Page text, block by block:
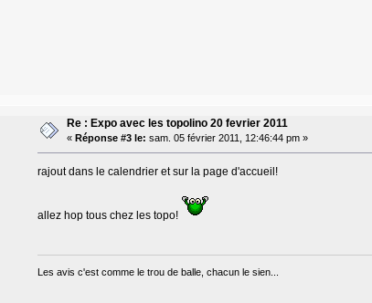
Re : Expo avec les topolino 20 fevrier 2011
« Réponse #3 le: sam. 05 février 2011, 12:46:44 pm »
rajout dans le calendrier et sur la page d'accueil!
allez hop tous chez les topo!
Les avis c'est comme le trou de balle, chacun le sien...